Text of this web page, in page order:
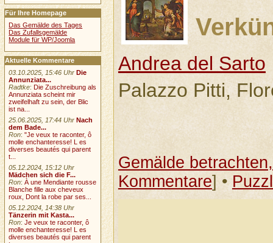
Andrea del Sarto
Palazzo Pitti,
Gemälde
Kommentare] •
Für Ihre Homepage
Das Gemälde des Tages
Das Zufallsgemälde
Module für WP/Joomla
Aktuelle Kommentare
03.10.2025, 15:46 Uhr Die
Annunziata...
Radtke: Die Zuschreibung als
Annunziata scheint mir
zweifelhaft zu sein, der Blic
ist na...
25.06.2025, 17:44 Uhr Nach
dem Bade...
Ron:"Je veux te raconter, ô
molle enchanteresse! L es
diverses beautés qui parent
t...
05.12.2024, 15:12 Uhr
Mädchen sich die F...
Ron:À une Mendiante rousse
Blanche fille aux cheveux
roux, Dont la robe par ses...
05.12.2024, 14:38 Uhr
Tänzerin mit Kasta...
Ron:Je veux te raconter, ô
molle enchanteresse! L es
diverses beautés qui parent